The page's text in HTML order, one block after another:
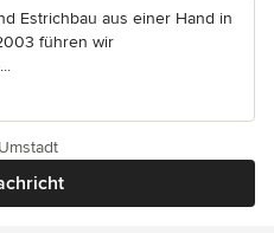
Estrichbau aus einer Hand in
führen wir